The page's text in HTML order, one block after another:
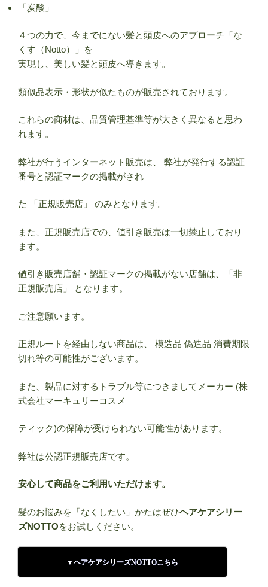
「炭酸」
４つの力で、今までにない髪と頭皮へのアプローチ「な
くす（Notto）」を
実現し、美しい髪と頭皮へ導きます。
類似品表示・形状が似たものが販売されております。
これらの商材は、品質管理基準等が大きく異なると思わ
れます。
弊社が行うインターネット販売は、 弊社が発行する認証
番号と認証マークの掲載がされ
た 「正規販売店」 のみとなります。
また、正規販売店での、値引き販売は一切禁止しており
ます。
値引き販売店舗・認証マークの掲載がない店舗は、「非
正規販売店」 となります。
ご注意願います。
正規ルートを経由しない商品は、 模造品 偽造品 消費期限
切れ等の可能性がございます。
また、製品に対するトラブル等につきましてメーカー (株
式会社マーキュリーコスメ
ティック)の保障が受けられない可能性があります。
弊社は公認正規販売店です。
安心して商品をご利用いただけます。
髪のお悩みを「なくしたい」かたはぜひヘアケアシリー
ズNOTTOをお試しください。
▼ヘアケアシリーズNOTTOこちら